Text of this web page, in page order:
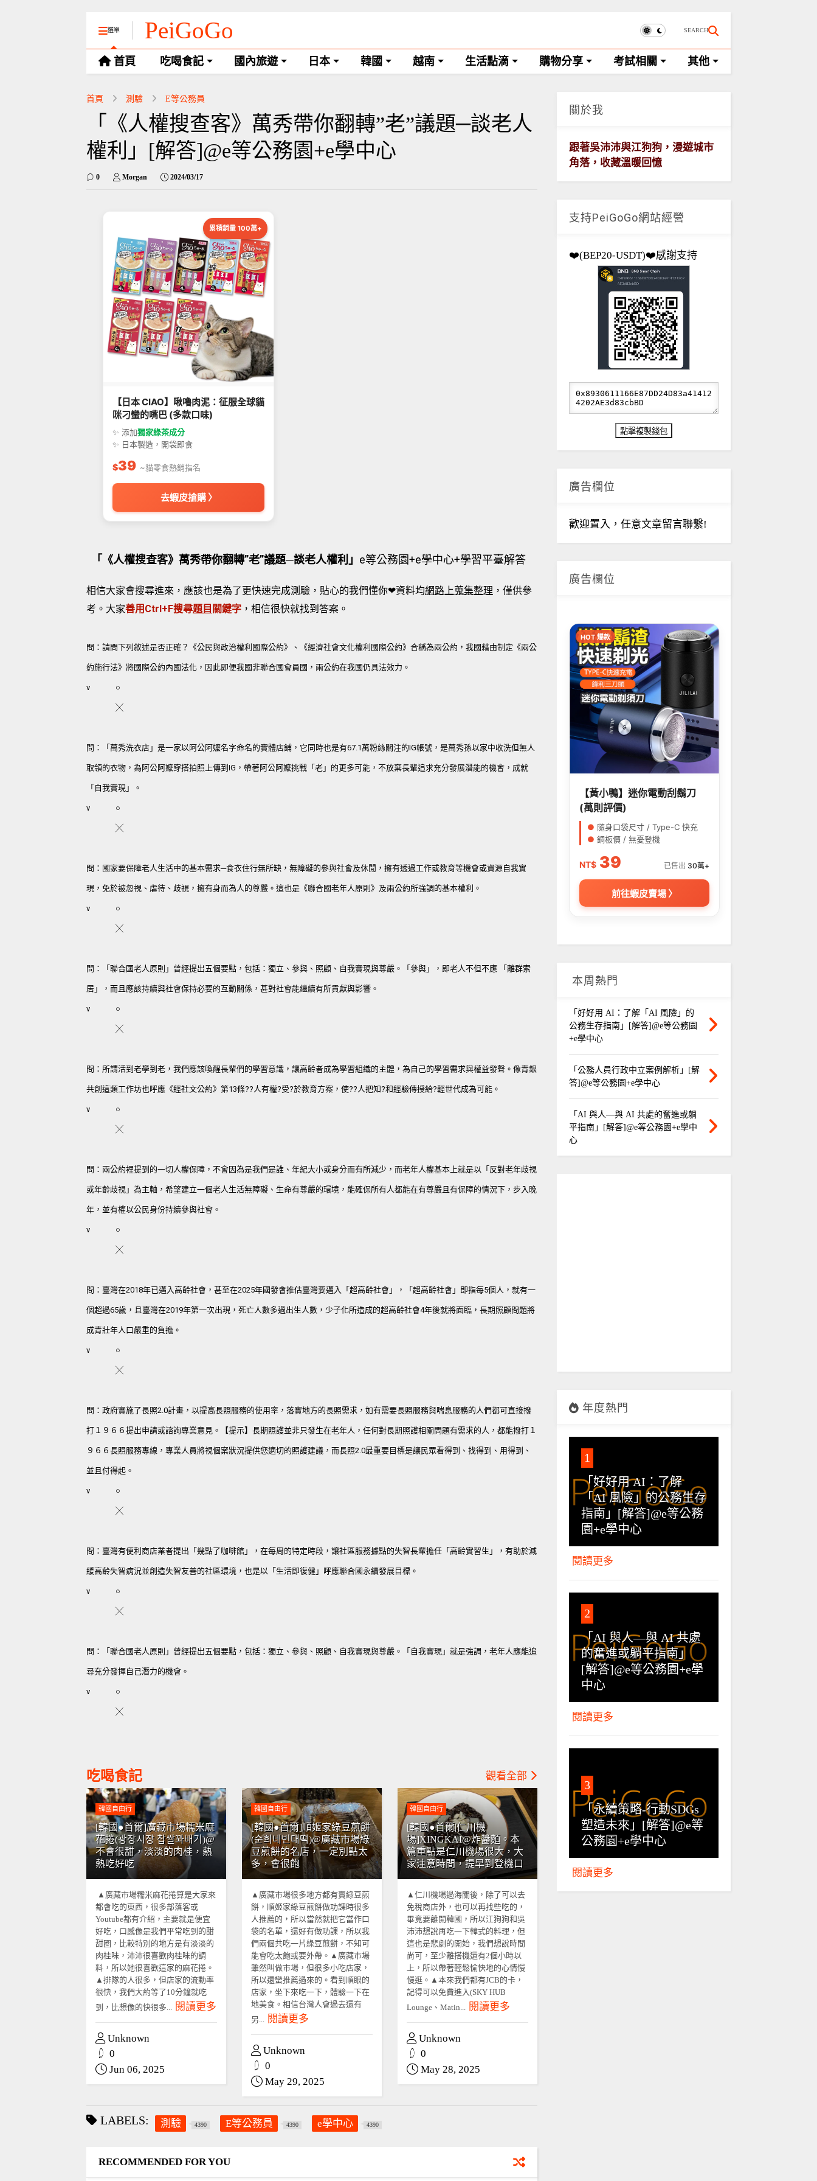
選單 PeiGoGo SEARCH
首頁 吃喝食記 國內旅遊 日本 韓國 越南 生活點滴 購物分享 考試相關 其他
首頁 測驗 E等公務員
「《人權搜查客》萬秀帶你翻轉”老”議題─談老人
權利」[解答]@e等公務園+e學中心
0 Morgan 2024/03/17
累積銷量 100萬+
【日本 CIAO】啾嚕肉泥：征服全球貓
咪刁蠻的嘴巴 (多款口味)
✨ 添加獨家綠茶成分
✨ 日本製造，開袋即食
$39 ~貓零食熱銷指名
去蝦皮搶購 〉
「《人權搜查客》萬秀帶你翻轉”老”議題─談老人權利」 e等公務園+e學中心+學習平臺解答
相信大家會搜尋進來，應該也是為了更快速完成測驗，貼心的我們懂你❤資料均網路上蒐集整理 ，僅供參
考。大家善用Ctrl+F搜尋題目 關鍵字 ，相信很快就找到答案。
問：請問下列敘述是否正確？《公民與政治權利國際公約》、《經濟社會文化權利國際公約》合稱為兩公約，我國藉由制定《兩公
約施行法》將國際公約內國法化，因此即便我國非聯合國會員國，兩公約在我國仍具法效力。
v ○
╳
問：「萬秀洗衣店」是一家以阿公阿嬤名字命名的實體店鋪，它同時也是有67.1萬粉絲關注的IG帳號，是萬秀孫以家中收洗但無人
取領的衣物，為阿公阿嬤穿搭拍照上傳到IG，帶著阿公阿嬤挑戰「老」的更多可能，不放棄長輩追求充分發展潛能的機會，成就
「自我實現」。
v ○
╳
問：國家要保障老人生活中的基本需求─食衣住行無所缺，無障礙的參與社會及休閒，擁有透過工作或教育等機會或資源自我實
現，免於被忽視、虐待、歧視，擁有身而為人的尊嚴。這也是《聯合國老年人原則》及兩公約所強調的基本權利。
v ○
╳
問：「聯合國老人原則」曾經提出五個要點，包括：獨立、參與、照顧、自我實現與尊嚴。「參與」，即老人不但不應 「離群索
居」，而且應該持續與社會保持必要的互動關係，甚對社會能繼續有所貢獻與影響。
v ○
╳
問：所謂活到老學到老，我們應該喚醒長輩們的學習意識，讓高齡者成為學習組織的主體，為自己的學習需求與權益發聲。像青銀
共創這類工作坊也呼應《經社文公約》第13條??人有權?受?於教育方案，使??人把知?和經驗傳授給?輕世代成為可能。
v ○
╳
問：兩公約裡提到的一切人權保障，不會因為是我們是誰、年紀大小或身分而有所減少，而老年人權基本上就是以「反對老年歧視
或年齡歧視」為主軸，希望建立一個老人生活無障礙、生命有尊嚴的環境，能確保所有人都能在有尊嚴且有保障的情況下，步入晚
年，並有權以公民身份持續參與社會。
v ○
╳
問：臺灣在2018年已邁入高齡社會，甚至在2025年國發會推估臺灣要邁入「超高齡社會」，「超高齡社會」即指每5個人，就有一
個超過65歲，且臺灣在2019年第一次出現，死亡人數多過出生人數，少子化所造成的超高齡社會4年後就將面臨，長期照顧問題將
成青壯年人口嚴重的負擔。
v ○
╳
問：政府實施了長照2.0計畫，以提高長照服務的使用率，落實地方的長照需求，如有需要長照服務與喘息服務的人們都可直接撥
打１９６６提出申請或諮詢專業意見。【提示】長期照護並非只發生在老年人，任何對長期照護相關問題有需求的人，都能撥打１
９６６長照服務專線，專業人員將視個案狀況提供您適切的照護建議，而長照2.0最重要目標是讓民眾看得到、找得到、用得到、
並且付得起。
v ○
╳
問：臺灣有便利商店業者提出「幾點了咖啡館」，在每周的特定時段，讓社區服務據點的失智長輩擔任「高齡實習生」，有助於減
緩高齡失智病況並創造失智友善的社區環境，也是以「生活即復健」呼應聯合國永續發展目標。
v ○
╳
問：「聯合國老人原則」曾經提出五個要點，包括：獨立、參與、照顧、自我實現與尊嚴。「自我實現」就是強調，老年人應能追
尋充分發揮自己潛力的機會。
v ○
╳
吃喝食記 觀看全部
韓國自由行
[韓國●首爾]廣藏市場糯米麻
花捲(광장시장 찹쌀꽈배기)@
不會很甜，淡淡的肉桂，熱
熱吃好吃
▲廣藏市場糯米麻花捲算是大家來
都會吃的東西，很多部落客或
Youtube都有介紹，主要就是便宜
好吃，口感像是我們平常吃到的甜
甜圈，比較特別的地方是有淡淡的
肉桂味，沛沛很喜歡肉桂味的調
料，所以她很喜歡這家的麻花捲。
▲排隊的人很多，但店家的流動率
很快，我們大約等了10分鐘就吃
到，比想像的快很多...
閱讀更多
Unknown
0
Jun 06, 2025
韓國自由行
[韓國●首爾]順姬家綠豆煎餅
(순희네빈대떡)@廣藏市場綠
豆煎餅的名店，一定別點太
多，會很飽
▲廣藏市場很多地方都有賣綠豆煎
餅，順姬家綠豆煎餅做功課時很多
人推薦的，所以當然就把它當作口
袋的名單，還好有做功課，所以我
們兩個共吃一片綠豆煎餅，不知可
能會吃太飽或要外帶。▲廣藏市場
雖然叫做市場，但很多小吃店家，
所以還蠻推薦過來的。看到順眼的
店家，坐下來吃一下，體驗一下在
地美食。相信台灣人會過去還有
另...
閱讀更多
Unknown
0
May 29, 2025
韓國自由行
[韓國●首爾|仁川機
場]XINGKAI@炸醬麵。本
篇重點是仁川機場很大，大
家注意時間，提早到登機口
▲仁川機場過海關後，除了可以去
免稅商店外，也可以再找些吃的，
畢竟要離開韓國，所以江狗狗和吳
沛沛想說再吃一下韓式的料理，但
這也是悲劇的開始，我們想說時間
尚可，至少離搭機還有2個小時以
上，所以帶著輕鬆愉快地的心情慢
慢逛。▲本來我們都有JCB的卡，
記得可以免費進入(SKY HUB
Lounge、Matin...
閱讀更多
Unknown
0
May 28, 2025
LABELS: 測驗 4390 E等公務員 4390 e學中心 4390
RECOMMENDED FOR YOU
關於我
跟著吳沛沛與江狗狗，漫遊城市
角落，收藏溫暖回憶
支持PeiGoGo網站經營
❤️(BEP20-USDT)❤️感謝支持
廣告欄位
歡迎置入，任意文章留言聯繫!
廣告欄位
HOT 爆款
【黃小鴨】迷你電動刮鬍刀
(萬則評價)
● 隨身口袋尺寸 / Type-C 快充
● 銅板價 / 無憂登機
NT$ 39 已售出 30萬+
前往蝦皮賣場 〉
本周熱門
「好好用 AI：了解「AI 風險」的
公務生存指南」[解答]@e等公務園
+e學中心
「公務人員行政中立案例解析」[解
答]@e等公務園+e學中心
「AI 與人—與 AI 共處的奮進或躺
平指南」[解答]@e等公務園+e學中
心
年度熱門
1
「好好用 AI：了解
「AI 風險」的公務生存
指南」[解答]@e等公務
園+e學中心
閱讀更多
2
「AI 與人—與 AI 共處
的奮進或躺平指南」
[解答]@e等公務園+e學
中心
閱讀更多
3
「永續策略-行動SDGs
塑造未來」[解答]@e等
公務園+e學中心
閱讀更多